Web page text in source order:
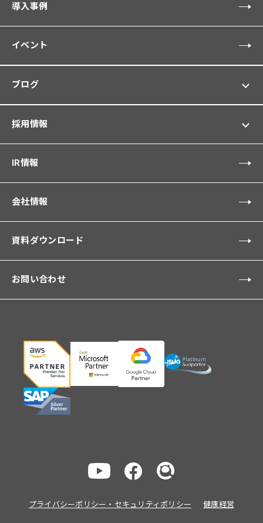
導入事例
イベント
ブログ
採用情報
IR情報
会社情報
資料ダウンロード
お問い合わせ
プライバシーポリシー・セキュリティポリシー 健康経営